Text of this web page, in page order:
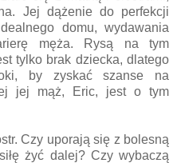
Jej dążenie do perfekcji
domu, wydawania
męża. Rysą na tym
tylko brak dziecka, dlatego
by zyskać szanse na
jej mąż, Eric, jest o tym
Czy uporają się z bolesną
żyć dalej? Czy wybaczą